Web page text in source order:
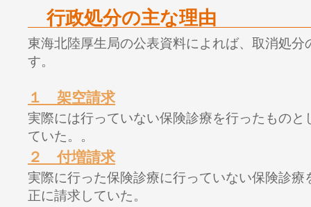
行政処分の主な理由
東海北陸厚生局の公表資料によれば、取消処
す。
１ 架空請求
実際には行っていない保険診療を行ったもの
ていた。。
２ 付増請求
実際に行った保険診療に行っていない保険診
正に請求していた。